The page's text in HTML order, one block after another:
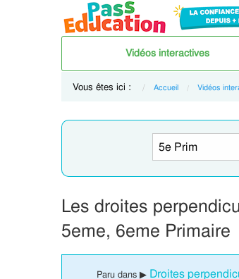
Vidéos interactives
Vous êtes ici : Accueil Vidéos
Les droites
5eme, 6eme Primaire
Paru dans ▶ Droites